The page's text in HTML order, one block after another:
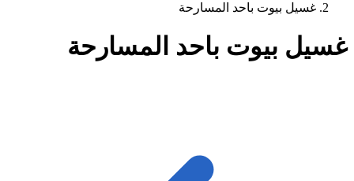
غسيل بيوت باحد المسارحة
غسيل بيوت باحد المسارحة